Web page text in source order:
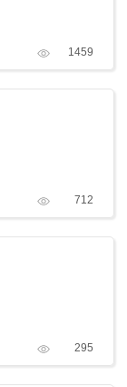
1459
712
295